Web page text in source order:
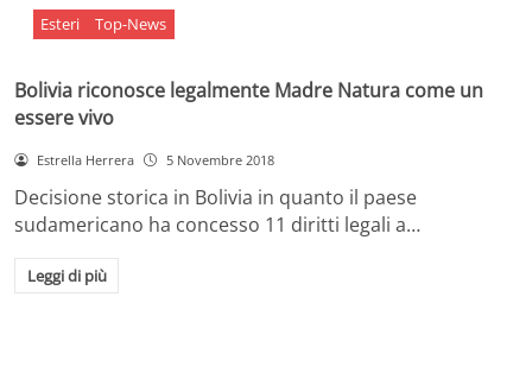
Esteri Top-News
Bolivia riconosce legalmente Madre Natura come un
essere vivo
Estrella Herrera 5 Novembre 2018
Decisione storica in Bolivia in quanto il paese
sudamericano ha concesso 11 diritti legali a…
Leggi di più